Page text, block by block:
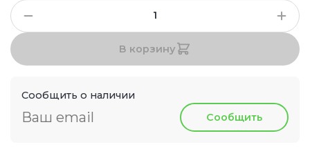
В корзину
Сообщить о наличии
Сообщить